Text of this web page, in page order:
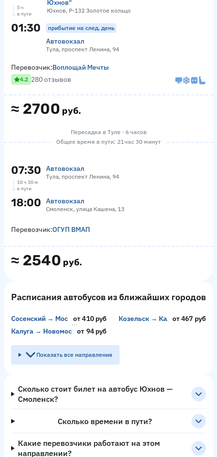
Юхнов"
Юхнов, Р-132 Золотое кольцо
5 ч
в пути
01:30 прибытие на след. день
Автовокзал
Тула, проспект Ленина, 94
≈ 2700 руб.
Перевозчик:Воплощай Мечты
4.2 280 отзывов
Пересадка в Туле · 6 часов
Общее время в пути: 21 час 30 минут
07:30 Автовокзал
Тула, проспект Ленина, 94
10 ч 30 м
в пути
18:00 Автовокзал
Смоленск, улица Кашена, 13
≈ 2540 руб.
Перевозчик:ОГУП ВМАП
Расписания автобусов из ближайших городов
Сосенский → Москваот 410 руб Козельск → Калугаот 467 руб
Калуга → Новомосковскот 94 руб
Показать все направления
Сколько стоит билет на автобус Юхнов —
Смоленск?
Сколько времени в пути?
Какие перевозчики работают на этом
направлении?